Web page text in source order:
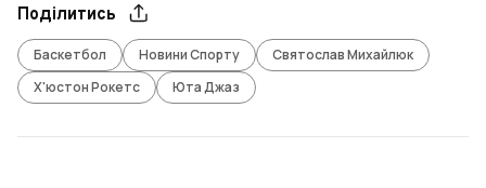
Поділитись
Баскетбол Новини Спорту
Святослав Михайлюк
Х'юстон Рокетс
Юта Джаз